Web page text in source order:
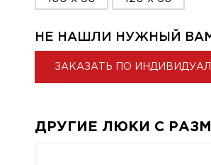
НЕ НАШЛИ НУЖНЫЙ
ЗАКАЗАТЬ ПО
ДРУГИЕ ЛЮКИ С